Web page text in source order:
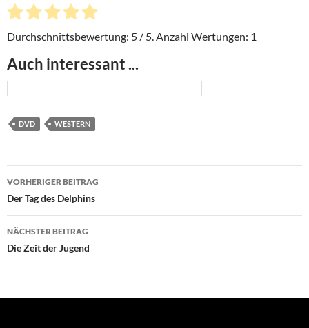
Durchschnittsbewertung: 5 / 5. Anzahl Wertungen: 1
Auch interessant ...
DVD WESTERN
Beitragsnavigation
VORHERIGER BEITRAG
Der Tag des Delphins
NÄCHSTER BEITRAG
Die Zeit der Jugend